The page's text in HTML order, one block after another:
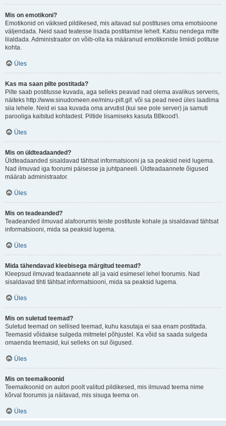
Mis on emotikoni?
Emotikonid on väiksed pildikesed, mis aitavad sul postituses oma emotsioone
väljendada. Neid saad teatesse lisada postitamise lehelt. Katsu nendega mitte
liialdada. Administraator on võib-olla ka määranud emotikonide limiidi potituse
kohta.
Üles
Kas ma saan pilte postitada?
Pilte saab postitusse kuvada, aga selleks peavad nad olema avalikus serveris,
näiteks http://www.sinudomeen.ee/minu-pilt.gif. või sa pead need üles laadima
siia lehele. Neid ei saa kuvada oma arvutist (kui see pole server) ja samuti
parooliga kaitstud kohtadest. Piltide lisamiseks kasuta BBkood'i.
Üles
Mis on üldteadaanded?
Üldteadaanded sisaldavad tähtsat informatsiooni ja sa peaksid neid lugema.
Nad ilmuvad iga foorumi päisesse ja juhtpaneeli. Üldteadaannete õigused
määrab administraator.
Üles
Mis on teadeanded?
Teadeanded ilmuvad alafoorumis teiste postituste kohale ja sisaldavad tähtsat
informatsiooni, mida sa peaksid lugema.
Üles
Mida tähendavad kleebisega märgitud teemad?
Kleepsud ilmuvad teadaannete all ja vaid esimesel lehel foorumis. Nad
sisaldavad tihti tähtsat informatsiooni, mida sa peaksid lugema.
Üles
Mis on suletud teemad?
Suletud teemad on sellised teemad, kuhu kasutaja ei saa enam postitada.
Teemasid võidakse sulgeda mitmetel põhjustel. Ka võid sa saada sulgeda
omaenda teemasid, kui selleks on sul õigused.
Üles
Mis on teemaikoonid
Teemaikoonid on autori poolt valitud pildikesed, mis ilmuvad teema nime
kõrval foorumis ja näitavad, mis sisuga teema on.
Üles